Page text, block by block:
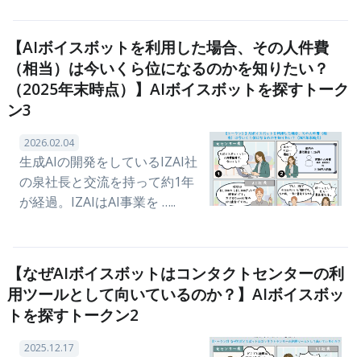
【AIボイスボットを利用した場合、その人件費
（相当）は今いくら位になるのかを知りたい？
（2025年末時点）】AIボイスボットを探すトーク
ン3
2026.02.04
生成AIの開発をしているIZAI社
の泉社長と交流を持って約1年
が経過。IZAIはAI事業を …..
【なぜAIボイスボットはコンタクトセンターの利
用ツールとして向いているのか？】AIボイスボッ
トを探すトークン2
2025.12.17